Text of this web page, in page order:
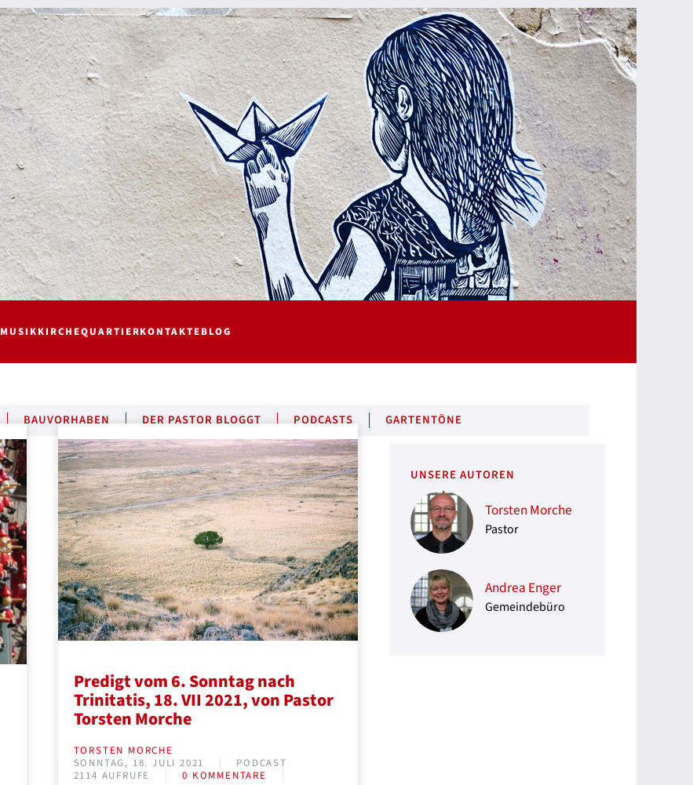
MUSIKKIRCHEQUARTIERKONTAKTEBLOG
BAUVORHABEN DER PASTOR BLOGGT PODCASTS GARTENTÖNE
Predigt vom 6. Sonntag nach
Trinitatis, 18. VII 2021, von Pastor
Torsten Morche
TORSTEN MORCHE
SONNTAG, 18. JULI 2021
PODCAST
2114 AUFRUFE
0 KOMMENTARE
UNSERE AUTOREN
Torsten Morche
Pastor
Andrea Enger
Gemeindebüro